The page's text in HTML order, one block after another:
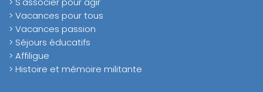
> Vacances pour tous
> Vacances passion
> Séjours éducatifs
> Affiligue
> Histoire et mémoire militante